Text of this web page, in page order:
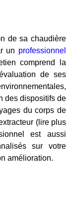
de sa chaudière
un professionnel
comprend la
de ses
des dispositifs de
du corps de
(lire plus
est aussi
sur votre
amélioration.